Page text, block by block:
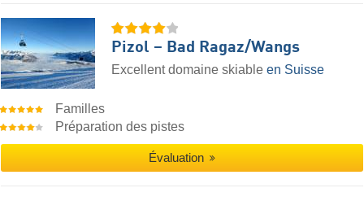
Pizol – Bad Ragaz/​Wangs
Excellent domaine skiable en Suisse
Familles
Préparation des pistes
Évaluation